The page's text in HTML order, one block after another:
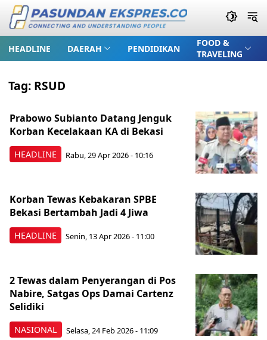
HEADLINE DAERAH PENDIDIKAN
FOOD &
TRAVELING
Tag: RSUD
HEADLINE
Prabowo Subianto Datang Jenguk
Korban Kecelakaan KA di Bekasi
Rabu, 29 Apr 2026 - 10:16
HEADLINE
Korban Tewas Kebakaran SPBE
Bekasi Bertambah Jadi 4 Jiwa
Senin, 13 Apr 2026 - 11:00
NASIONAL
2 Tewas dalam Penyerangan di Pos
Nabire, Satgas Ops Damai Cartenz
Selidiki
Selasa, 24 Feb 2026 - 11:09